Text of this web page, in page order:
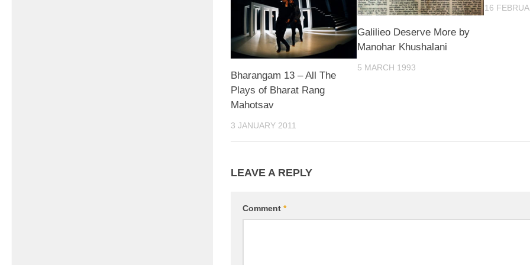
Bharangam 13 – All The
Plays of Bharat Rang
Mahotsav
3 JANUARY 2011
Galilieo Deserve More by
Manohar Khushalani
5 MARCH 1993
16
LEAVE A REPLY
Comment *